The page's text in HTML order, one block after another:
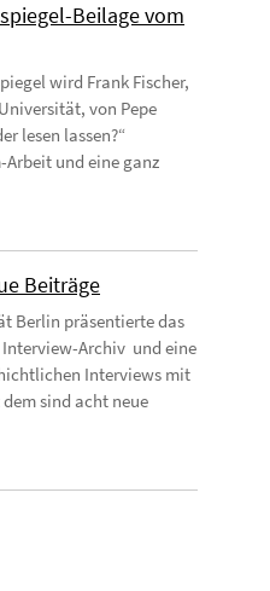
Beilage vom
wird Frank Fischer,
von Pepe
lesen lassen?“
und eine ganz
Beiträge
Berlin präsentierte das
Archiv und eine
Interviews mit
sind acht neue